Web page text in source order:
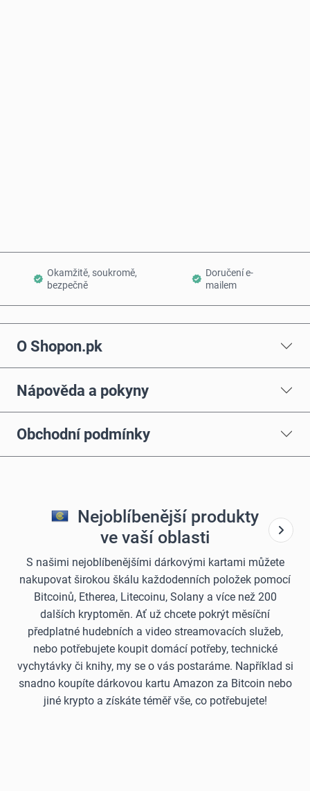
Okamžitě, soukromě,
bezpečně
Doručení e-
mailem
O Shopon.pk
Nápověda a pokyny
Obchodní podmínky
Nejoblíbenější produkty
ve vaší oblasti
S našimi nejoblíbenějšími dárkovými kartami můžete
nakupovat širokou škálu každodenních položek pomocí
Bitcoinů, Etherea, Litecoinu, Solany a více než 200
dalších kryptoměn. Ať už chcete pokrýt měsíční
předplatné hudebních a video streamovacích služeb,
nebo potřebujete koupit domácí potřeby, technické
vychytávky či knihy, my se o vás postaráme. Například si
snadno koupíte dárkovou kartu Amazon za Bitcoin nebo
jiné krypto a získáte téměř vše, co potřebujete!